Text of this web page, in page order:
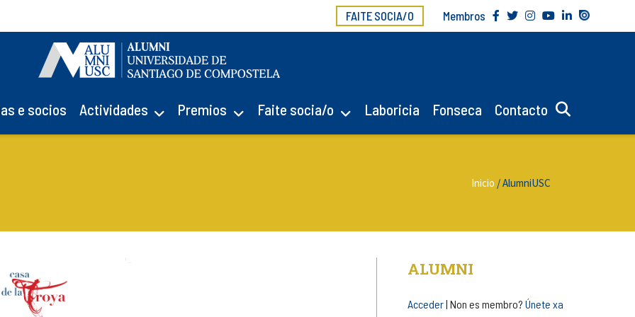
FAITE SOCIA/O Membros
e socios Actividades Premios Faite socia/o Laboricia Fonseca Contacto
Inicio /AlumniUSC
ALUMNI
Acceder| Non es membro? Únete xa